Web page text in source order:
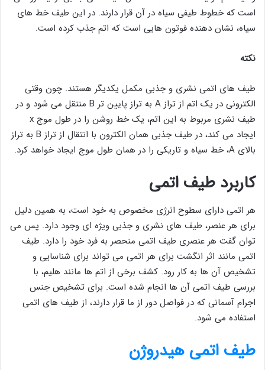
است که خطوط طیفی سیاه در آن قرار دارند. در این طیف خط های
سیاه، نشان دهنده فوتون هایی است که اتم جذب کرده است.
نکته
طیف های اتمی نشری و جذبی مکمل یکدیگر هستند. چون وقتی
الکترونی در یک اتم از تراز A به تراز پایین تر B منتقل می شود و در
طیف نشری مربوط به این اتم، یک خط روشن را در طول موج x
ایجاد می کند، در طیف جذبی همان الکترون با انتقال از تراز B به تراز
بالای A، خط سیاه و تاریکی را در همان طول موج ایجاد خواهد کرد.
کاربرد طیف اتمی
هر اتمی دارای سطوح انرژی مخصوص به خود است، به همین دلیل
برای هر عنصر، طیف های نشری و جذبی ویژه ای وجود دارد. پس می
توان گفت هر عنصری طیف اتمی منحصر به فرد خود را دارد. طیف
اتمی مانند اثر انگشت برای هر اتمی می تواند برای شناسایی و
تشخیص آن ها به کار رود. کشف برخی از اتم ها مانند هلیم، با
بررسی طیف اتمی آن ها انجام شده است. برای تشخیص جنس
اجرام آسمانی که در فواصل دور از ما قرار دارند، از طیف های اتمی
استفاده می شود.
طیف اتمی هیدروژن